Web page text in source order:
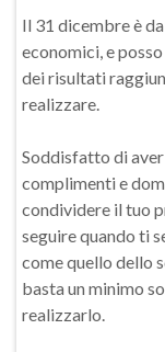
Il 31 dicembre è
economici, e
dei risultati
realizzare.
Soddisfatto di
complimenti e
condividere il tuo
seguire quando ti
come quello dello
basta un minimo
realizzarlo.